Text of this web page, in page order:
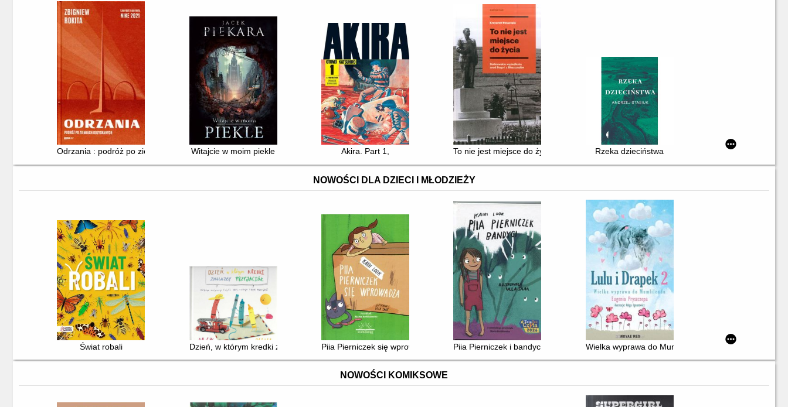
Odrzania : podróż po ziemiach odzyskanychWitajcie w moim piekle Akira. Part 1, To nie jest miejsce do życia : stalinowskie wysiedlenia znad Bugu i Bieszczadów
Rzeka dzieciństwa
NOWOŚCI DLA DZIECI I MŁODZIEŻY
Świat robali Dzień, w którym kredki znalazły przyjaciółPiia Pierniczek się wprowadza Piia Pierniczek i bandyci Wielka wyprawa do Mumlilendu
NOWOŚCI KOMIKSOWE